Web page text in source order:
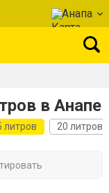
Анапа
в Анапе
литров 20 литров